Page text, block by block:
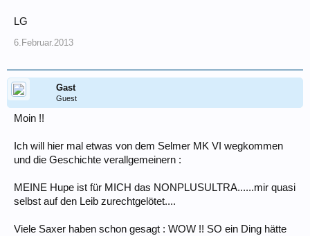
LG
6.Februar.2013
Gast
Guest
Moin !!
Ich will hier mal etwas von dem Selmer MK VI wegkommen
und die Geschichte verallgemeinern :
MEINE Hupe ist für MICH das NONPLUSULTRA......mir quasi
selbst auf den Leib zurechtgelötet....
Viele Saxer haben schon gesagt : WOW !! SO ein Ding hätte